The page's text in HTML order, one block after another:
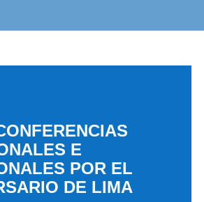
E
POR EL
DE LIMA